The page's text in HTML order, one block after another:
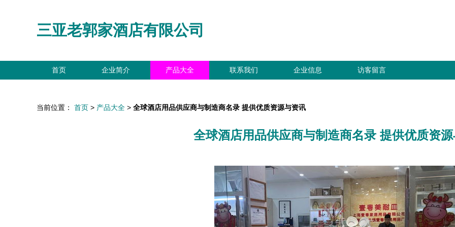
三亚老郭家酒店有限公司
首页 企业简介 产品大全 联系我们 企业信息 访客留言
当前位置： 首页 > 产品大全 > 全球酒店用品供应商与制造商名录 提供优质资源与资讯
全球酒店用品供应商与制造商名录 提供优质资